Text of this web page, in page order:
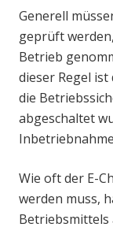
Generell
geprüft
Betrieb
dieser Regel
die
abgeschaltet
Wie oft der E-
werden muss,
Betriebsmittels